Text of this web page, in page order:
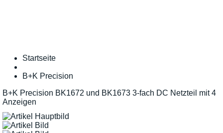
Startseite
B+K Precision
B+K Precision BK1672 und BK1673 3-fach DC Netzteil mit 4
Anzeigen